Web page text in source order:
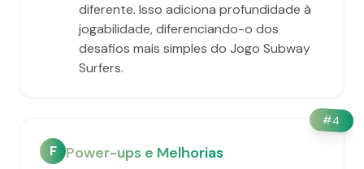
diferente. Isso adiciona profundidade à
jogabilidade, diferenciando-o dos
desafios mais simples do Jogo Subway
Surfers.
#4
F Power-ups e Melhorias